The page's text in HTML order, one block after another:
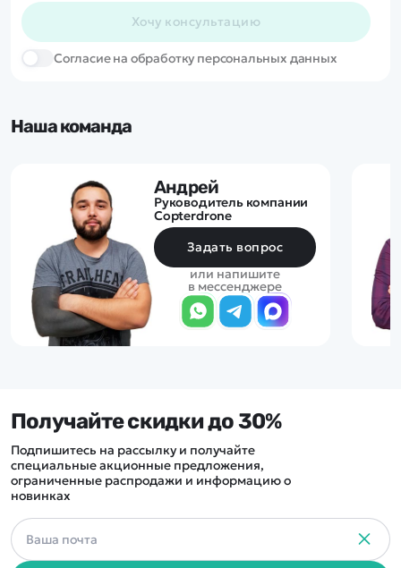
Хочу консультацию
Cогласие на обработку персональных данных
Наша команда
Андрей
Руководитель компании
Copterdrone
Задать вопрос
или напишите
в мессенджере
Получайте скидки до 30%
Подпишитесь на рассылку и получайте
специальные акционные предложения,
ограниченные распродажи и информацию о
новинках